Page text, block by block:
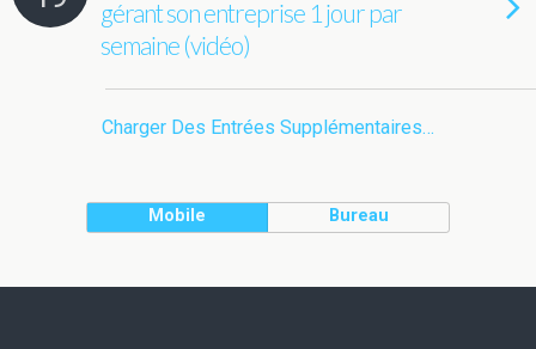
gérant son entreprise 1 jour par
semaine (vidéo)
Charger Des Entrées Supplémentaires…
Mobile Bureau